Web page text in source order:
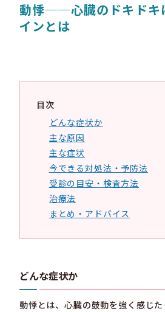
動悸──心臓のドキドキ
インとは
目次
どんな症状か
主な原因
主な症状
今できる対処法・予防法
受診の目安・検査方法
治療法
まとめ・アドバイス
どんな症状か
動悸とは、心臓の鼓動を強く感じ